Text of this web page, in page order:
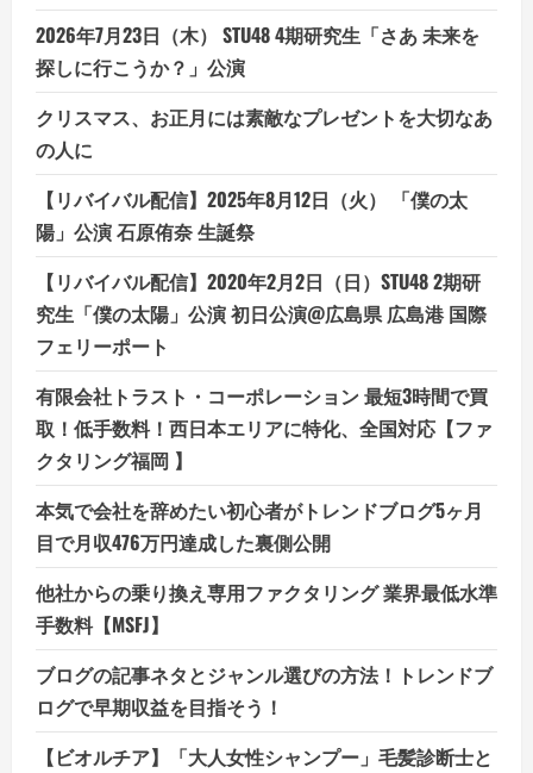
2026年7月23日（木） STU48 4期研究生「さあ 未来を
探しに行こうか？」公演
クリスマス、お正月には素敵なプレゼントを大切なあ
の人に
【リバイバル配信】2025年8月12日（火） 「僕の太
陽」公演 石原侑奈 生誕祭
【リバイバル配信】2020年2月2日（日）STU48 2期研
究生「僕の太陽」公演 初日公演@広島県 広島港 国際
フェリーポート
有限会社トラスト・コーポレーション 最短3時間で買
取！低手数料！西日本エリアに特化、全国対応【ファ
クタリング福岡 】
本気で会社を辞めたい初心者がトレンドブログ5ヶ月
目で月収476万円達成した裏側公開
他社からの乗り換え専用ファクタリング 業界最低水準
手数料【MSFJ】
ブログの記事ネタとジャンル選びの方法！トレンドブ
ログで早期収益を目指そう！
【ビオルチア】「大人女性シャンプー」毛髪診断士と